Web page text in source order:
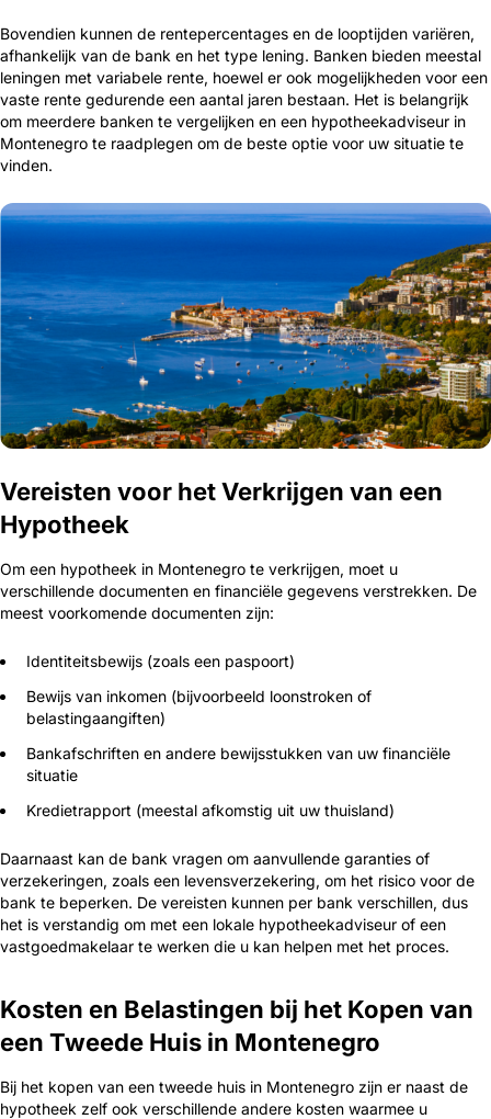
Bovendien kunnen de rentepercentages en de looptijden variëren,
afhankelijk van de bank en het type lening. Banken bieden meestal
leningen met variabele rente, hoewel er ook mogelijkheden voor een
vaste rente gedurende een aantal jaren bestaan. Het is belangrijk
om meerdere banken te vergelijken en een hypotheekadviseur in
Montenegro te raadplegen om de beste optie voor uw situatie te
vinden.
Vereisten voor het Verkrijgen van een
Hypotheek
Om een hypotheek in Montenegro te verkrijgen, moet u
verschillende documenten en financiële gegevens verstrekken. De
meest voorkomende documenten zijn:
Identiteitsbewijs (zoals een paspoort)
Bewijs van inkomen (bijvoorbeeld loonstroken of
belastingaangiften)
Bankafschriften en andere bewijsstukken van uw financiële
situatie
Kredietrapport (meestal afkomstig uit uw thuisland)
Daarnaast kan de bank vragen om aanvullende garanties of
verzekeringen, zoals een levensverzekering, om het risico voor de
bank te beperken. De vereisten kunnen per bank verschillen, dus
het is verstandig om met een lokale hypotheekadviseur of een
vastgoedmakelaar te werken die u kan helpen met het proces.
Kosten en Belastingen bij het Kopen van
een Tweede Huis in Montenegro
Bij het kopen van een tweede huis in Montenegro zijn er naast de
hypotheek zelf ook verschillende andere kosten waarmee u